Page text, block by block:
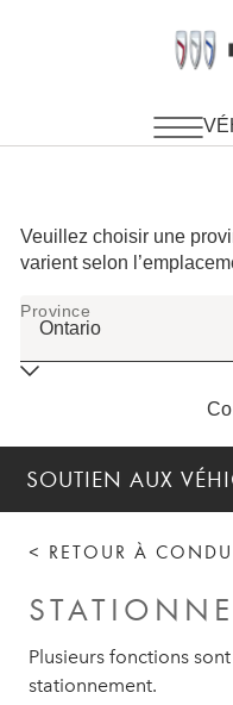
SOUTIEN AUX
< RETOUR À
Plusieurs fonctions
stationnement.